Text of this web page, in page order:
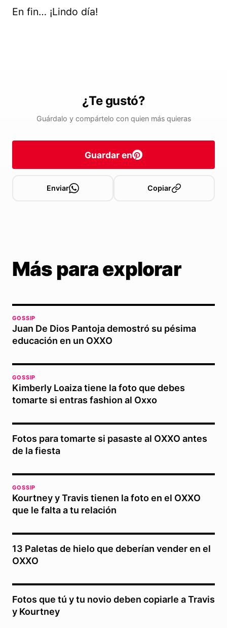
En fin… ¡Lindo día!
¿Te gustó?
Guárdalo y compártelo con quien más quieras
Guardar en
Enviar Copiar
Más para explorar
GOSSIP
Juan De Dios Pantoja demostró su pésima
educación en un OXXO
GOSSIP
Kimberly Loaiza tiene la foto que debes
tomarte si entras fashion al Oxxo
Fotos para tomarte si pasaste al OXXO antes
de la fiesta
GOSSIP
Kourtney y Travis tienen la foto en el OXXO
que le falta a tu relación
13 Paletas de hielo que deberían vender en el
OXXO
Fotos que tú y tu novio deben copiarle a Travis
y Kourtney